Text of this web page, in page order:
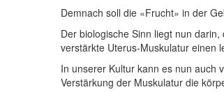
Demnach soll die «Frucht» in der
Der biologische Sinn liegt nun
verstärkte Uterus-Muskulatur einen
In unserer Kultur kann es nun auch
Verstärkung der Muskulatur die